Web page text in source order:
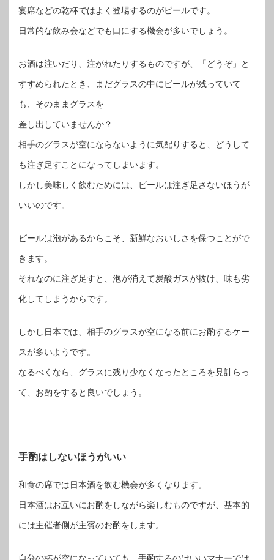
宴席などの乾杯ではよく登場するのがビールです。
日常的な飲み会などでも口にする機会が多いでしょう。
お酒は注いだり、注がれたりするものですが、「どうぞ」と
すすめられたとき、まだグラスの中にビールが残っていて
も、そのままグラスを
差し出していませんか？
相手のグラスが空にならないように気配りすると、どうして
も注ぎ足すことになってしまいます。
しかし美味しく飲むためには、ビールは注ぎ足さないほうが
いいのです。
ビールは泡があるからこそ、新鮮なおいしさを保つことがで
きます。
それなのに注ぎ足すと、泡が消えて炭酸ガスが抜け、味も劣
化してしまうからです。
しかし日本では、相手のグラスが空になる前にお酌するケー
スが多いようです。
なるべくなら、グラスに残り少なくなったところを見計らっ
て、お酌をすると良いでしょう。
手酌はしないほうがいい
和食の席では日本酒を飲む機会が多くなります。
日本酒はお互いにお酌をしながら楽しむものですが、基本的
には主催者側が主賓のお酌をします。
自分の杯が空になっていても、手酌するのはいいマナーでは